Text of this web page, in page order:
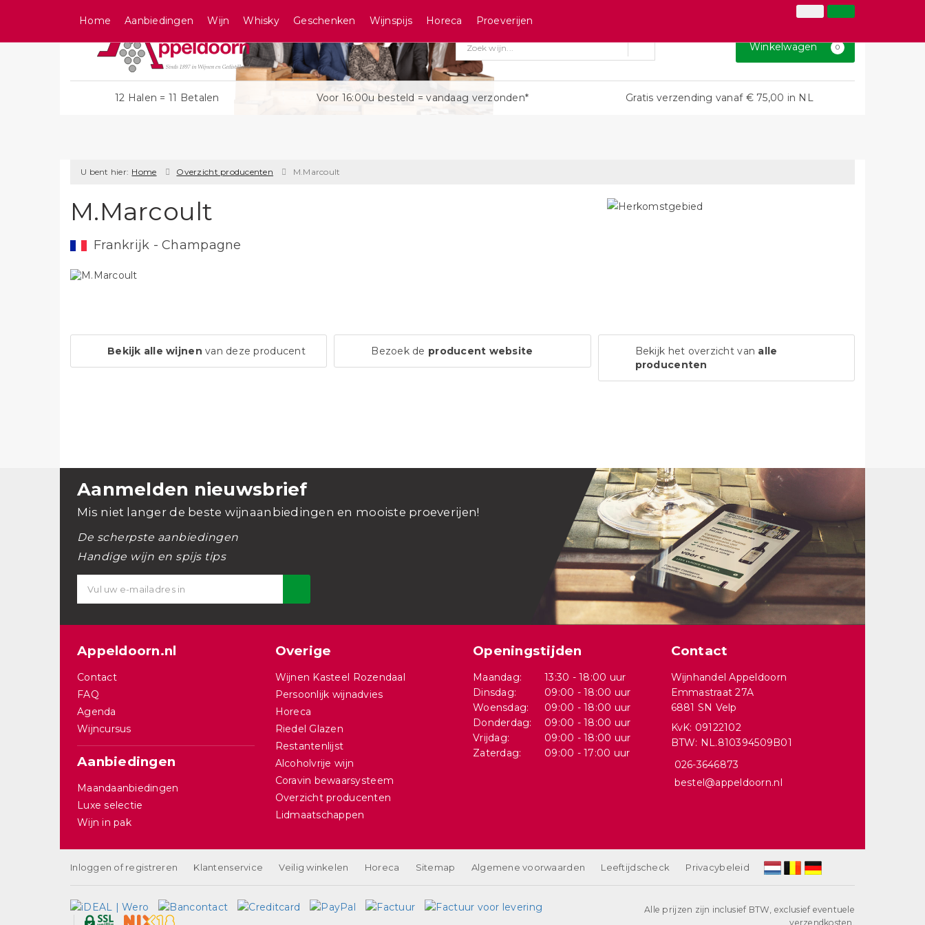
Klantenservice
Winkelwagen 0
12 Halen = 11 Betalen Voor 16:00u besteld = vandaag verzonden* Gratis verzending vanaf € 75,00 in NL
Home Aanbiedingen Wijn Whisky Geschenken Wijnspijs Horeca Proeverijen
U bent hier: Home Overzicht producenten M.Marcoult
M.Marcoult
Frankrijk - Champagne
Bekijk alle wijnen van deze producent Bezoek de producent website Bekijk het overzicht van alle
producenten
Aanmelden nieuwsbrief
Mis niet langer de beste wijnaanbiedingen en mooiste proeverijen!
De scherpste aanbiedingen
Handige wijn en spijs tips
Appeldoorn.nl
Contact
FAQ
Agenda
Wijncursus
Aanbiedingen
Maandaanbiedingen
Luxe selectie
Wijn in pak
Overige
Wijnen Kasteel Rozendaal
Persoonlijk wijnadvies
Horeca
Riedel Glazen
Restantenlijst
Alcoholvrije wijn
Coravin bewaarsysteem
Overzicht producenten
Lidmaatschappen
Openingstijden
Maandag:
13:30 - 18:00 uur
Dinsdag:
09:00 - 18:00 uur
Woensdag:
09:00 - 18:00 uur
Donderdag:
09:00 - 18:00 uur
Vrijdag:
09:00 - 18:00 uur
Zaterdag:
09:00 - 17:00 uur
Contact
Wijnhandel Appeldoorn
Emmastraat 27A
6881 SN Velp
KvK: 09122102
BTW: NL.810394509B01
026-3646873
bestel@appeldoorn.nl
Inloggen of registreren Klantenservice Veilig winkelen Horeca Sitemap Algemene voorwaarden Leeftijdscheck Privacybeleid
Alle prijzen zijn inclusief BTW, exclusief eventuele
verzendkosten.